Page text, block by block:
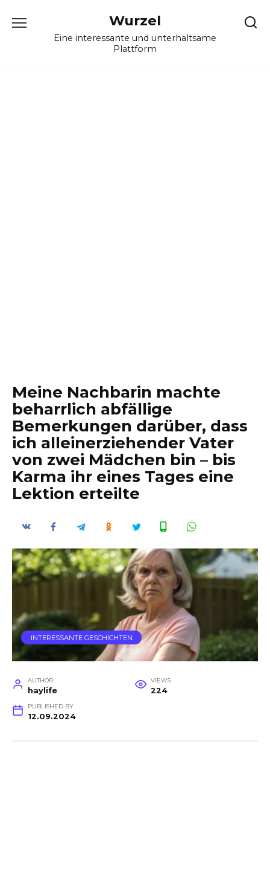
Wurzel
Eine interessante und unterhaltsame
Plattform
Meine Nachbarin machte
beharrlich abfällige
Bemerkungen darüber, dass
ich alleinerziehender Vater
von zwei Mädchen bin – bis
Karma ihr eines Tages eine
Lektion erteilte
INTERESSANTE GESCHICHTEN
AUTHOR
haylife
VIEWS
224
PUBLISHED BY
12.09.2024